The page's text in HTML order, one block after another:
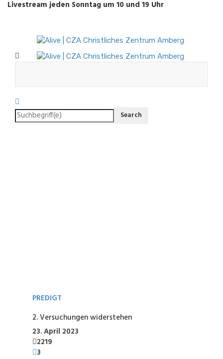
Livestream jeden Sonntag um 10 und 19 Uhr
PREDIGT
2. Versuchungen widerstehen
23. April 2023
2219
3